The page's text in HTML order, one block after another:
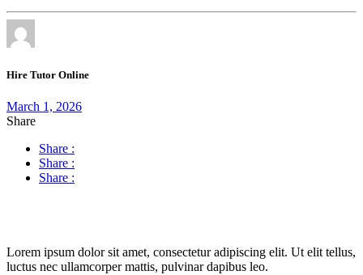
Hire Tutor Online
March 1, 2026
Share
Share :
Share :
Share :
Lorem ipsum dolor sit amet, consectetur adipiscing elit. Ut elit tellus,
luctus nec ullamcorper mattis, pulvinar dapibus leo.